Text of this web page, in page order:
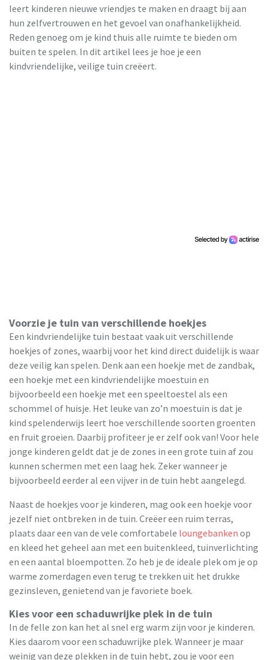
leert kinderen nieuwe vriendjes te maken en draagt bij aan
hun zelfvertrouwen en het gevoel van onafhankelijkheid.
Reden genoeg om je kind thuis alle ruimte te bieden om
buiten te spelen. In dit artikel lees je hoe je een
kindvriendelijke, veilige tuin creëert.
Voorzie je tuin van verschillende hoekjes
Een kindvriendelijke tuin bestaat vaak uit verschillende
hoekjes of zones, waarbij voor het kind direct duidelijk is waar
deze veilig kan spelen. Denk aan een hoekje met de zandbak,
een hoekje met een kindvriendelijke moestuin en
bijvoorbeeld een hoekje met een speeltoestel als een
schommel of huisje. Het leuke van zo’n moestuin is dat je
kind spelenderwijs leert hoe verschillende soorten groenten
en fruit groeien. Daarbij profiteer je er zelf ook van! Voor hele
jonge kinderen geldt dat je de zones in een grote tuin af zou
kunnen schermen met een laag hek. Zeker wanneer je
bijvoorbeeld eerder al een vijver in de tuin hebt aangelegd.
Naast de hoekjes voor je kinderen, mag ook een hoekje voor
jezelf niet ontbreken in de tuin. Creëer een ruim terras,
plaats daar een van de vele comfortabele loungebanken op
en kleed het geheel aan met een buitenkleed, tuinverlichting
en een aantal bloempotten. Zo heb je de ideale plek om je op
warme zomerdagen even terug te trekken uit het drukke
gezinsleven, genietend van je favoriete boek.
Kies voor een schaduwrijke plek in de tuin
In de felle zon kan het al snel erg warm zijn voor je kinderen.
Kies daarom voor een schaduwrijke plek. Wanneer je maar
weinig van deze plekken in de tuin hebt, zou je voor een